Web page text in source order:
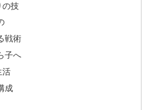
の技
戦術
子へ
活
成